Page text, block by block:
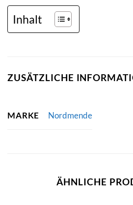
Inhalt
ZUSÄTZLICHE
MARKE Nordmende
ÄHNLICHE